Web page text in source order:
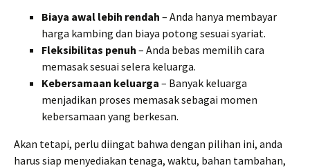
Biaya awal lebih rendah – Anda hanya membayar
harga kambing dan biaya potong sesuai syariat.
Fleksibilitas penuh – Anda bebas memilih cara
memasak sesuai selera keluarga.
Kebersamaan keluarga – Banyak keluarga
menjadikan proses memasak sebagai momen
kebersamaan yang berkesan.
Akan tetapi, perlu diingat bahwa dengan pilihan ini, anda
harus siap menyediakan tenaga, waktu, bahan tambahan,